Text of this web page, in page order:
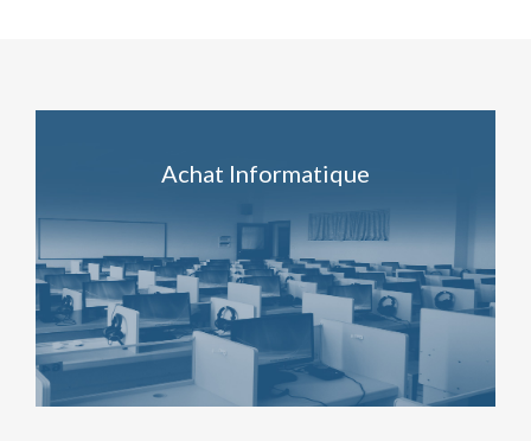
Achat Informatique